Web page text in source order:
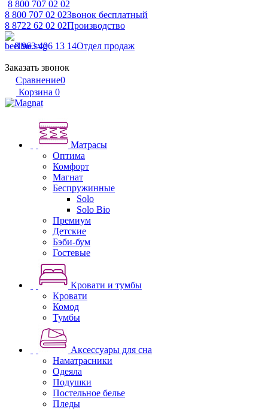
8 800 707 02 02
8 800 707 02 02Звонок бесплатный
8 8722 62 02 02Производство
8 963 406 13 14Отдел продаж
Заказать звонок
Сравнение0
Корзина 0
Матрасы
Оптима
Комфорт
Магнат
Беспружинные
Solo
Solo Bio
Премиум
Детские
Бэби-бум
Гостевые
Кровати и тумбы
Кровати
Комод
Тумбы
Аксессуары для сна
Наматрасники
Одеяла
Подушки
Постельное белье
Пледы